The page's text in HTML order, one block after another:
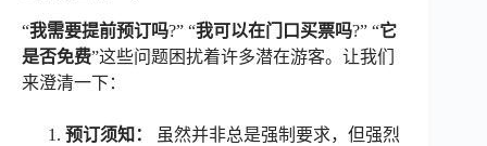
“我需要提前预订吗?” “我可以在门口买票吗?” “它
是否免费”这些问题困扰着许多潜在游客。让我们
来澄清一下：
预订须知：
虽然并非总是强制要求，但强烈